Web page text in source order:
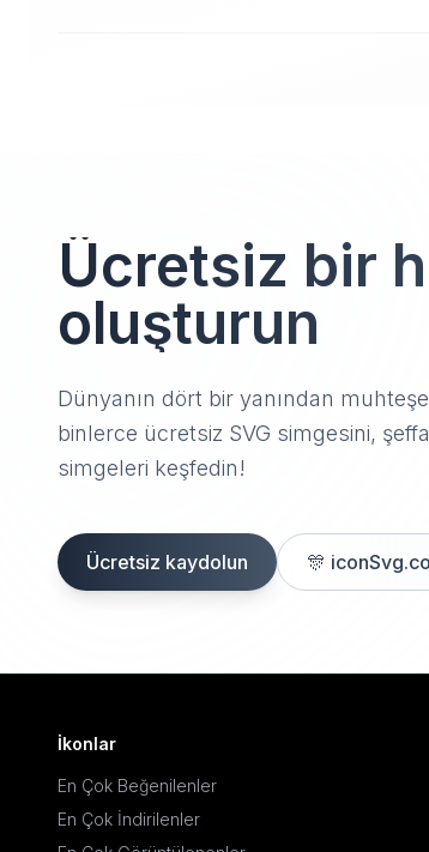
Ücretsiz bir
oluşturun
Dünyanın dört bir yanından
binlerce ücretsiz SVG simgesini,
simgeleri keşfedin!
Ücretsiz kaydolun 🎊
İkonlar
En Çok Beğenilenler
En Çok İndirilenler